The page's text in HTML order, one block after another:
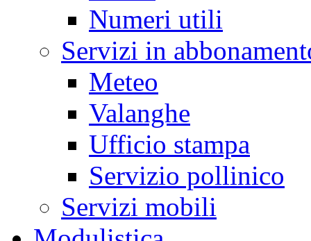
Numeri utili
Servizi in
Meteo
Valanghe
Ufficio stampa
Servizio pollinico
Servizi mobili